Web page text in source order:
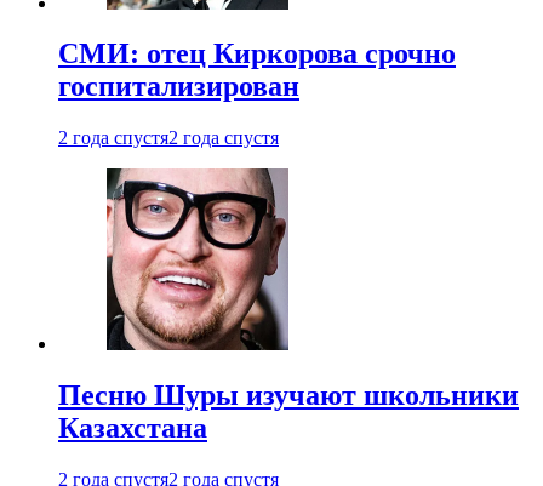
СМИ: отец Киркорова срочно
госпитализирован
2 года спустя2 года спустя
Песню Шуры изучают школьники
Казахстана
2 года спустя2 года спустя